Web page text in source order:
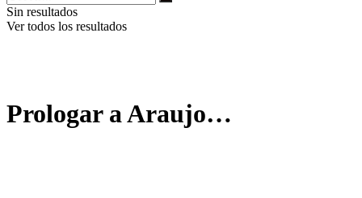
Sin resultados
Ver todos los resultados
Prologar a Araujo…